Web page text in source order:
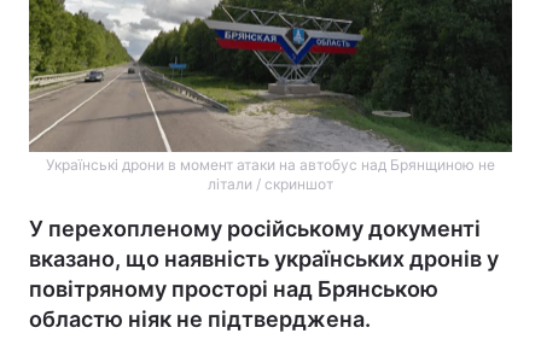
Українські дрони в момент атаки на автобус над Брянщиною не
літали / скриншот
У перехопленому російському документі
вказано, що наявність українських дронів у
повітряному просторі над Брянською
областю ніяк не підтверджена.